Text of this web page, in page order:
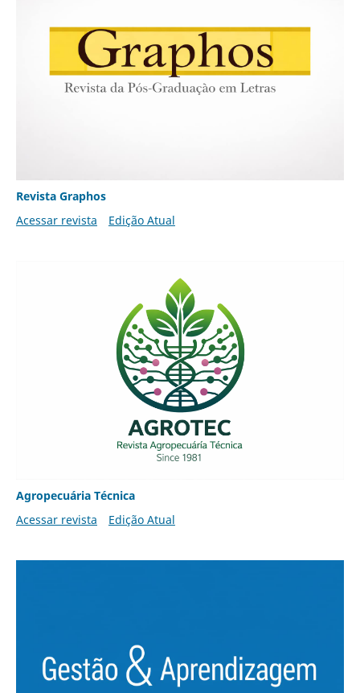
Revista Graphos
Acessar revista
Edição Atual
Agropecuária Técnica
Acessar revista
Edição Atual